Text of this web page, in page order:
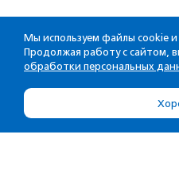
Мы используем файлы cookie
Продолжая работу с сайтом,
обработки персональных